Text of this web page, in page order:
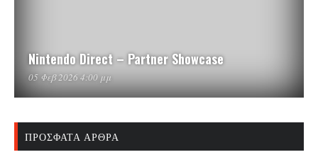
Nintendo Direct – Partner Showcase
05 Φεβ 2026 4:00 μμ
ΠΡΌΣΦΑΤΑ ΆΡΘΡΑ